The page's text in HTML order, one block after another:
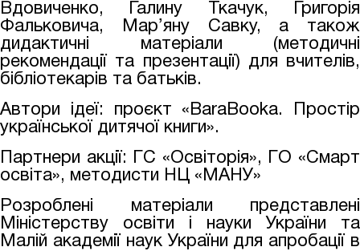
Вдовиченко, Галину Ткачук, Григорія
Фальковича, Мар’яну Савку, а також
дидактичні матеріали (методичні
рекомендації та презентації) для вчителів,
бібліотекарів та батьків.
Автори ідеї: проєкт «BaraBooka. Простір
української дитячої книги».
Партнери акції: ГС «Освіторія», ГО «Смарт
освіта», методисти НЦ «МАНУ»
Розроблені матеріали представлені
Міністерству освіти і науки України та
Малій академії наук України для апробації в